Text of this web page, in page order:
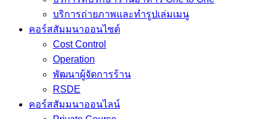
บริการถ่ายภาพและทำรูปเล่มเมนู
คอร์สสัมมนาออนไซต์
Cost Control
Operation
พัฒนาผู้จัดการร้าน
RSDE
คอร์สสัมมนาออนไลน์